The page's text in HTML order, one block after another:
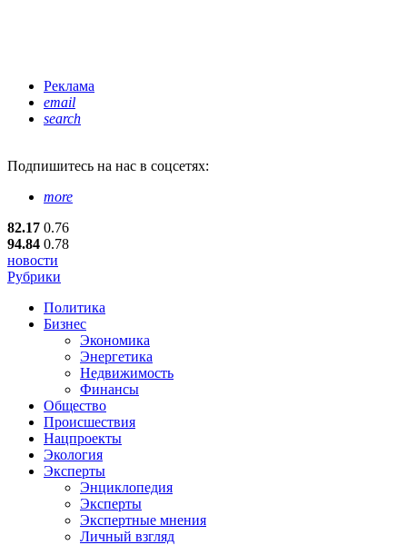
Реклама
email
search
Подпишитесь на нас в соцсетях:
more
82.17 0.76
94.84 0.78
новости
Рубрики
Политика
Бизнес
Экономика
Энергетика
Недвижимость
Финансы
Общество
Происшествия
Нацпроекты
Экология
Эксперты
Энциклопедия
Эксперты
Экспертные мнения
Личный взгляд